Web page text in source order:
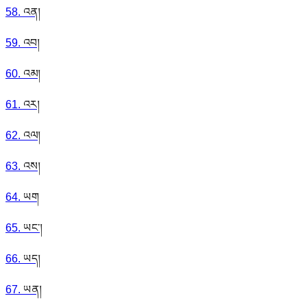
58. འན།
59. འབ།
60. འམ།
61. འར།
62. འལ།
63. འས།
64. ཡག
65. ཡང་།
66. ཡད།
67. ཡན།